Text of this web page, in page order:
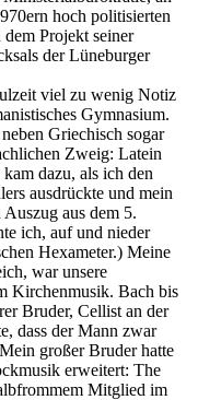
hoch politisierten
dem Projekt seiner
der Lüneburger
viel zu wenig Notiz
Gymnasium.
Griechisch sogar
Zweig: Latein
dazu, als ich den
ausdrückte und mein
aus dem 5.
ich, auf und nieder
Hexameter.) Meine
war unsere
Kirchenmusik. Bach bis
Bruder, Cellist an der
dass der Mann zwar
großer Bruder hatte
erweitert: The
Mitglied im